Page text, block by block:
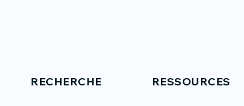
RECHERCHE RESSOURCES